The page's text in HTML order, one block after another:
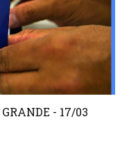
- 17/03